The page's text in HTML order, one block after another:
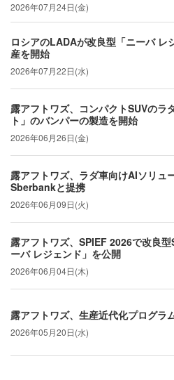
2026年07月24日(金)
ロシアのLADAが改良型「ニーバ レ
産を開始
2026年07月22日(水)
露アフトワズ、コンパクトSUVのラ
ト」のバンパーの製造を開始
2026年06月26日(金)
露アフトワズ、ラダ車向けAIソリュ
Sberbankと提携
2026年06月09日(火)
露アフトワズ、SPIEF 2026で改良
ーバ レジェンド」を公開
2026年06月04日(木)
露アフトワズ、生産近代化プログラ
2026年05月20日(水)